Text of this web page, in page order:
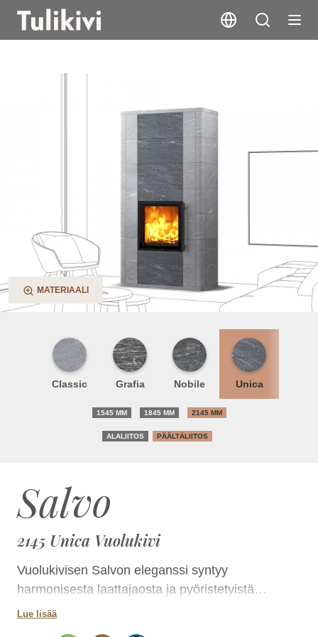
MATERIAALI
Salvo
2145 Unica Vuolukivi
Vuolukivisen Salvon eleganssi syntyy
harmonisesta laattajaosta ja pyöristetyistä
kulmista. Pintaverhoiluun voit valita joko
Lue lisää
Classic Grafia Nobile Unica
1545 MM 1845 MM 2145 MM
ALALIITOS PÄÄLTÄLIITOS